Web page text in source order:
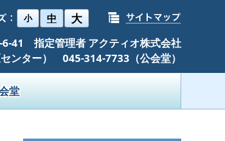
小 中 大
41 指定管理者 アクティオ株式会社
ンター） 045-314-7733（公会堂）
堂